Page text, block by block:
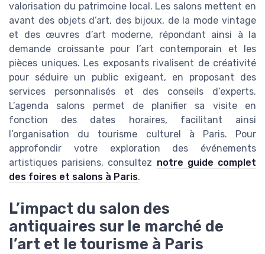
valorisation du patrimoine local. Les salons mettent en
avant des objets d’art, des bijoux, de la mode vintage
et des œuvres d’art moderne, répondant ainsi à la
demande croissante pour l’art contemporain et les
pièces uniques. Les exposants rivalisent de créativité
pour séduire un public exigeant, en proposant des
services personnalisés et des conseils d’experts.
L’agenda salons permet de planifier sa visite en
fonction des dates horaires, facilitant ainsi
l’organisation du tourisme culturel à Paris. Pour
approfondir votre exploration des événements
artistiques parisiens, consultez notre guide complet
des foires et salons à Paris.
L’impact du salon des
antiquaires sur le marché de
l’art et le tourisme à Paris